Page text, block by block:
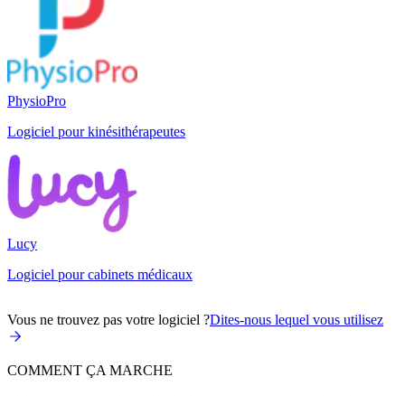
PhysioPro
Logiciel pour kinésithérapeutes
Lucy
Logiciel pour cabinets médicaux
Vous ne trouvez pas votre logiciel ?Dites-nous lequel vous utilisez
COMMENT ÇA MARCHE